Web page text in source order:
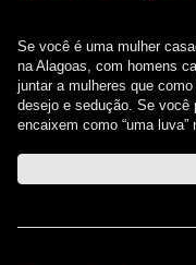
Se você é uma mulher
na Alagoas, com homens
juntar a mulheres que
desejo e sedução. Se você
encaixem como “uma